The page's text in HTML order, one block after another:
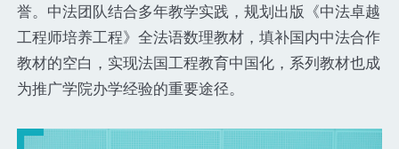
誉。中法团队结合多年教学实践，规划出版《中法卓越
工程师培养工程》全法语数理教材，填补国内中法合作
教材的空白， 实现法国工程教育中国化，系列教材也成
为推广学院办学经验的重要途径。